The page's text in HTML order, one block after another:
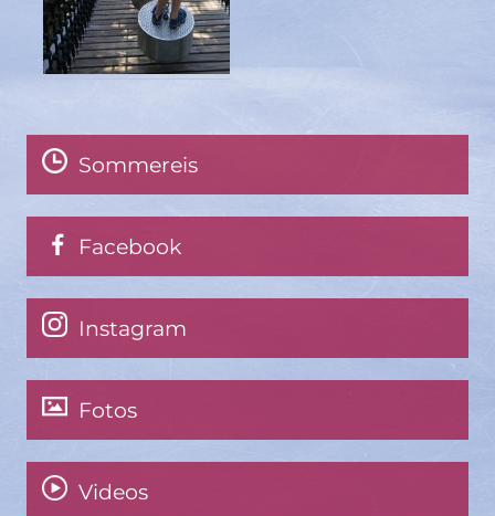
Sommereis
Facebook
Instagram
Fotos
Videos